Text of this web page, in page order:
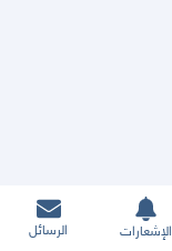
الإشعارات الرسائل